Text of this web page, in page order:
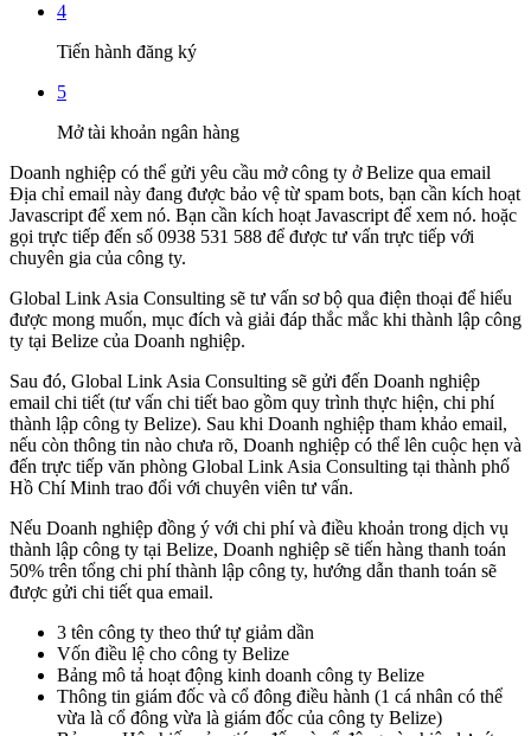
4
Tiến hành đăng ký
5
Mở tài khoản ngân hàng
Doanh nghiệp có thể gửi yêu cầu mở công ty ở Belize qua email
Địa chỉ email này đang được bảo vệ từ spam bots, bạn cần kích hoạt
Javascript để xem nó. Bạn cần kích hoạt Javascript để xem nó. hoặc
gọi trực tiếp đến số 0938 531 588 để được tư vấn trực tiếp với
chuyên gia của công ty.
Global Link Asia Consulting sẽ tư vấn sơ bộ qua điện thoại để hiểu
được mong muốn, mục đích và giải đáp thắc mắc khi thành lập công
ty tại Belize của Doanh nghiệp.
Sau đó, Global Link Asia Consulting sẽ gửi đến Doanh nghiệp
email chi tiết (tư vấn chi tiết bao gồm quy trình thực hiện, chi phí
thành lập công ty Belize). Sau khi Doanh nghiệp tham khảo email,
nếu còn thông tin nào chưa rõ, Doanh nghiệp có thể lên cuộc hẹn và
đến trực tiếp văn phòng Global Link Asia Consulting tại thành phố
Hồ Chí Minh trao đổi với chuyên viên tư vấn.
Nếu Doanh nghiệp đồng ý với chi phí và điều khoản trong dịch vụ
thành lập công ty tại Belize, Doanh nghiệp sẽ tiến hàng thanh toán
50% trên tổng chi phí thành lập công ty, hướng dẫn thanh toán sẽ
được gửi chi tiết qua email.
3 tên công ty theo thứ tự giảm dần
Vốn điều lệ cho công ty Belize
Bảng mô tả hoạt động kinh doanh công ty Belize
Thông tin giám đốc và cổ đông điều hành (1 cá nhân có thể
vừa là cổ đông vừa là giám đốc của công ty Belize)